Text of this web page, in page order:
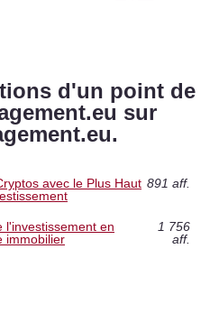
d'un point de
sur
avec le Plus Haut 891 aff.
l'investissement en
immobilier
1 756
aff.